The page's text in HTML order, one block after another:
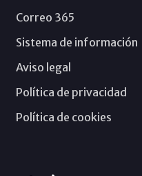
Correo 365
Sistema de información
Aviso legal
Política de privacidad
Política de cookies